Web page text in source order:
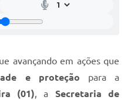
avançando em ações que
e proteção para a
(01), a Secretaria de